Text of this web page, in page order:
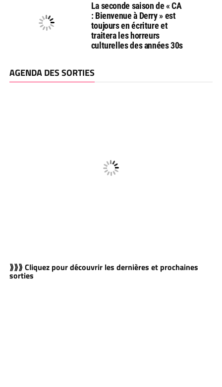
La seconde saison de « CA
: Bienvenue à Derry » est
toujours en écriture et
traitera les horreurs
culturelles des années 30s
AGENDA DES SORTIES
⟫⟫⟫ Cliquez pour découvrir les dernières et prochaines
sorties